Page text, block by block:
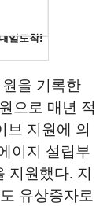
을 기록한
으로 매년 적
브 지원에 의
이지 설립부
지원했다. 지
유상증자로